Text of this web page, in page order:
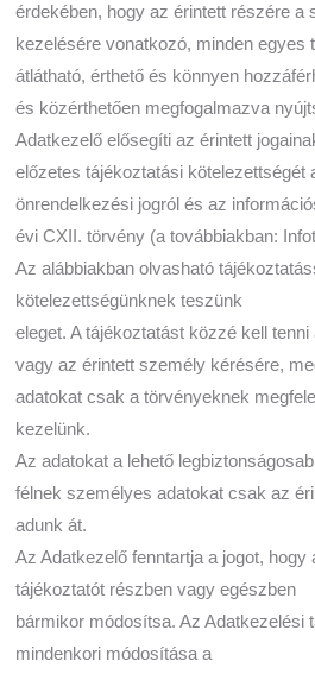
érdekében, hogy az érintett részére a
kezelésére vonatkozó, minden egyes
átlátható, érthető és könnyen
és közérthetően megfogalmazva
Adatkezelő elősegíti az érintett
előzetes tájékoztatási kötelezettségét
önrendelkezési jogról és az
évi CXII. törvény (a továbbiakban:
Az alábbiakban olvasható
kötelezettségünknek teszünk
eleget. A tájékoztatást közzé kell
vagy az érintett személy kérésére,
adatokat csak a törvényeknek
kezelünk.
Az adatokat a lehető
félnek személyes adatokat csak az
adunk át.
Az Adatkezelő fenntartja a jogot, hogy
tájékoztatót részben vagy egészben
bármikor módosítsa. Az Adatkezelési
mindenkori módosítása a